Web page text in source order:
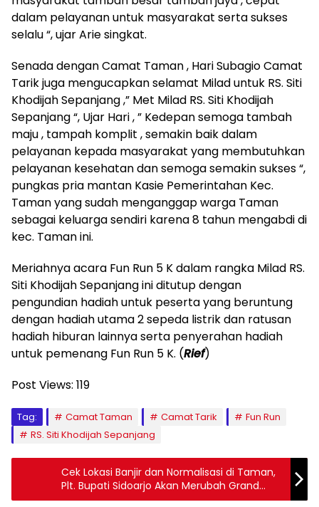
dalam pelayanan untuk masyarakat serta sukses
selalu “, ujar Arie singkat.
Senada dengan Camat Taman , Hari Subagio Camat
Tarik juga mengucapkan selamat Milad untuk RS. Siti
Khodijah Sepanjang ,” Met Milad RS. Siti Khodijah
Sepanjang “, Ujar Hari , ” Kedepan semoga tambah
maju , tampah komplit , semakin baik dalam
pelayanan kepada masyarakat yang membutuhkan
pelayanan kesehatan dan semoga semakin sukses “,
pungkas pria mantan Kasie Pemerintahan Kec.
Taman yang sudah menganggap warga Taman
sebagai keluarga sendiri karena 8 tahun mengabdi di
kec. Taman ini.
Meriahnya acara Fun Run 5 K dalam rangka Milad RS.
Siti Khodijah Sepanjang ini ditutup dengan
pengundian hadiah untuk peserta yang beruntung
dengan hadiah utama 2 sepeda listrik dan ratusan
hadiah hiburan lainnya serta penyerahan hadiah
untuk pemenang Fun Run 5 K. (Rief)
Post Views: 119
Tag: Camat Taman Camat Tarik
Fun Run
RS. Siti Khodijah Sepanjang
Cek Lokasi Banjir dan Normalisasi di Taman,
Plt. Bupati Sidoarjo Akan Merubah Grand
Design Agar Bebas Banjir